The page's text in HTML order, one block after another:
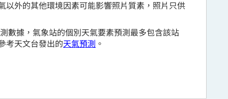
以外的其他環境因素可能影響照片質素，照片只供
數據，氣象站的個別天氣要素預測最多包含該站
考天文台發出的天氣預測 。